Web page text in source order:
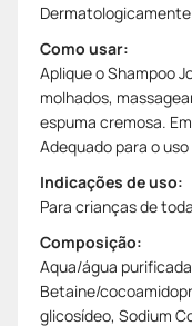
Como usar:
Aplique o Shampoo
molhados,
espuma cremosa.
Adequado para o
Indicações de uso:
Para crianças de
Composição:
Aqua/água
Betaine/
glicosídeo, Sodium